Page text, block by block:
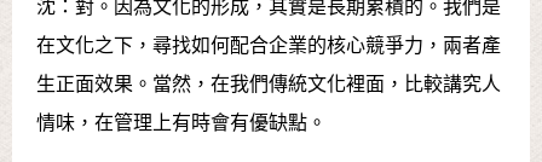
沈：對。因為文化的形成，其實是長期累積的。我們是
在文化之下，尋找如何配合企業的核心競爭力，兩者產
生正面效果。當然，在我們傳統文化裡面，比較講究人
情味，在管理上有時會有優缺點。